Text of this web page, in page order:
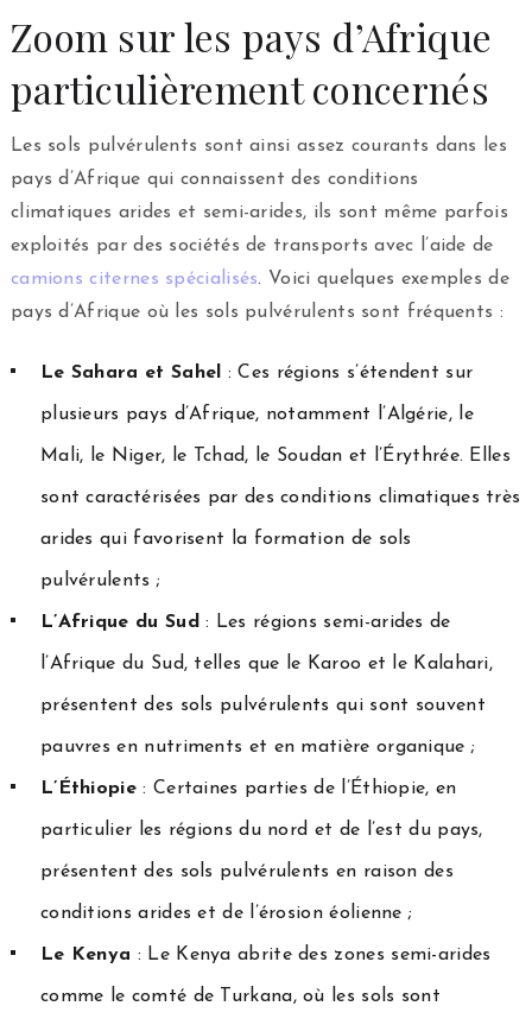
Zoom sur les pays d’Afrique
particulièrement concernés
Les sols pulvérulents sont ainsi assez courants dans les
pays d’Afrique qui connaissent des conditions
climatiques arides et semi-arides, ils sont même parfois
exploités par des sociétés de transports avec l’aide de
camions citernes spécialisés. Voici quelques exemples de
pays d’Afrique où les sols pulvérulents sont fréquents :
Le Sahara et Sahel : Ces régions s’étendent sur
plusieurs pays d’Afrique, notamment l’Algérie, le
Mali, le Niger, le Tchad, le Soudan et l’Érythrée. Elles
sont caractérisées par des conditions climatiques très
arides qui favorisent la formation de sols
pulvérulents ;
L’Afrique du Sud : Les régions semi-arides de
l’Afrique du Sud, telles que le Karoo et le Kalahari,
présentent des sols pulvérulents qui sont souvent
pauvres en nutriments et en matière organique ;
L’Éthiopie : Certaines parties de l’Éthiopie, en
particulier les régions du nord et de l’est du pays,
présentent des sols pulvérulents en raison des
conditions arides et de l’érosion éolienne ;
Le Kenya : Le Kenya abrite des zones semi-arides
comme le comté de Turkana, où les sols sont